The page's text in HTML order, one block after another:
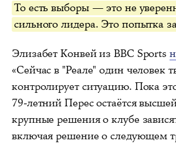
То есть выборы — это не
сильного лидера. Это попытка
Элизабет Конвей из BBC Sports
«Сейчас в "Реале" один человек
контролирует ситуацию. Пока
79-летний Перес остаётся
крупные решения о клубе
включая решение о следующем